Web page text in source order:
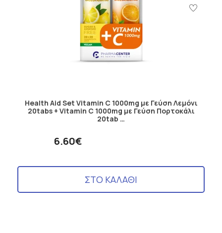
Health Aid Set Vitamin C 1000mg με Γεύση Λεμόνι
20tabs + Vitamin C 1000mg με Γεύση Πορτοκάλι
20tab …
6.60€
ΣΤΟ ΚΑΛΑΘΙ